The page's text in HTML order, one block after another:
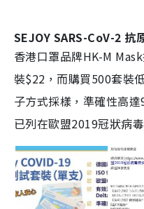
SEJOY SARS-CoV-2 抗
香港口罩品牌HK-M
裝$22，而購買500套裝
子方式採樣，準確性高
已列在歐盟2019冠狀病